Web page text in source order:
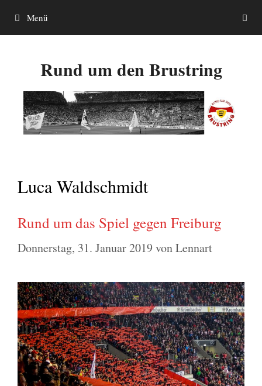
Inhalt
springen
Menü
Rund um den Brustring
Luca Waldschmidt
Rund um das Spiel gegen Freiburg
Donnerstag, 31. Januar 2019 vonLennart